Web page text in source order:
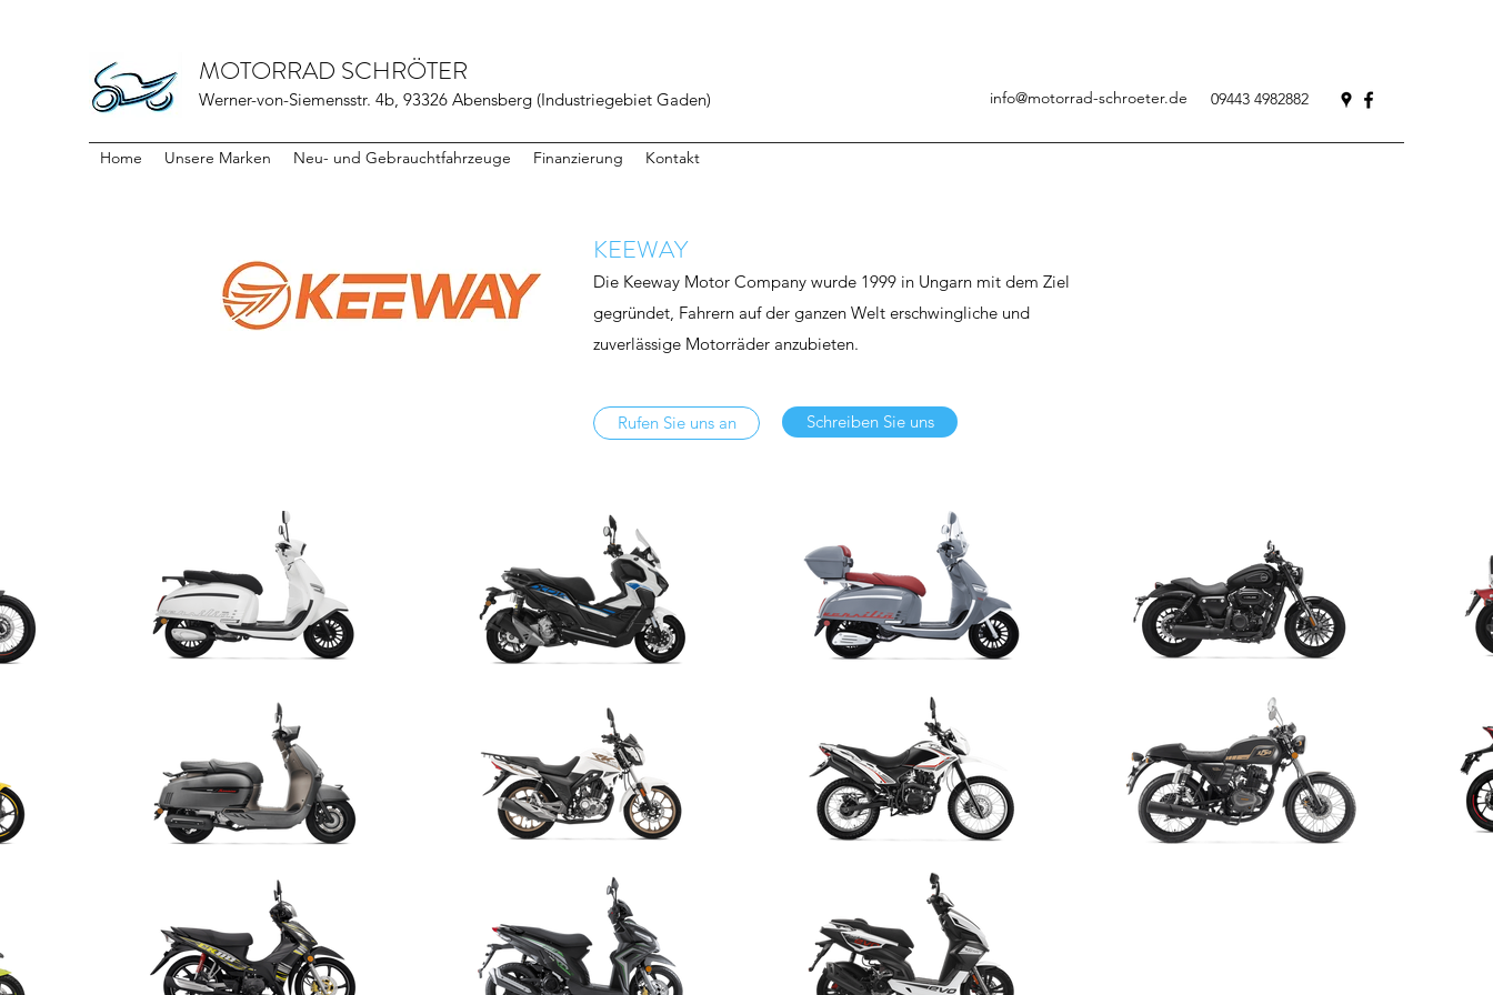
MOTORRAD SCHRÖTER
Werner-von-Siemensstr. 4b, 93326 Abensberg (Industriegebiet Gaden) info@motorrad-schroeter.de 09443 4982882
Home Unsere Marken Neu- und Gebrauchtfahrzeuge Finanzierung Kontakt
KEEWAY
Die Keeway Motor Company wurde 1999 in Ungarn mit dem Ziel
gegründet, Fahrern auf der ganzen Welt erschwingliche und
zuverlässige Motorräder anzubieten.
Rufen Sie uns an Schreiben Sie uns